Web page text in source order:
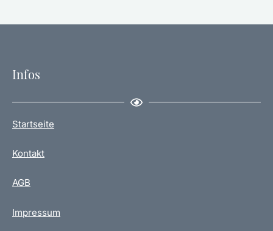
Infos
Startseite
Kontakt
AGB
Impressum